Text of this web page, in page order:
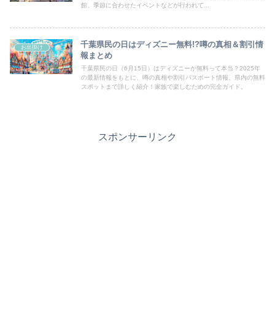
館、季節に合わせたイベントなどが行われて...
お出掛け
千葉県民の日はディズニー無料!?噂の真相＆割引情
報まとめ
千葉県民の日（6月15日）はディズニーが無料って本当？2025年
の最新情報をもとに、噂の真相や割引パスポート情報、県内の無料
スポットまで詳しく紹介！家族で楽しむための完全ガイド。
スポンサーリンク